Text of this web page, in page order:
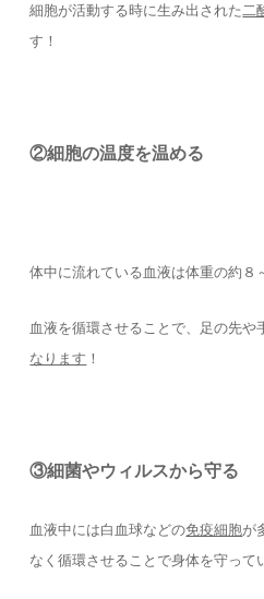
細胞が活動する時に生み出された二
す！
②細胞の温度を温める
体中に流れている血液は体重の約８
血液を循環させることで、足の先や
なります ！
③細菌やウィルスから守る
血液中には白血球などの免疫細胞が
なく循環させることで身体を守って